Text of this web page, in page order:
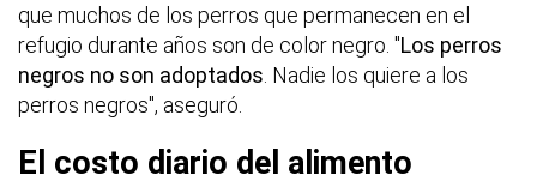
que muchos de los perros que permanecen en el
refugio durante años son de color negro. "Los perros
negros no son adoptados. Nadie los quiere a los
perros negros", aseguró.
El costo diario del alimento